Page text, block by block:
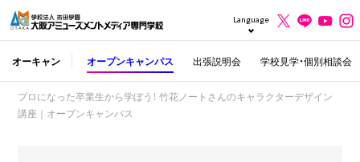
Language
オーキャン オープンキャンパス 出張説明会 学校見学・個別相談会
プロになった卒業生から学ぼう！ 竹花ノートさんのキャラクターデザイン
講座｜オープンキャンパス